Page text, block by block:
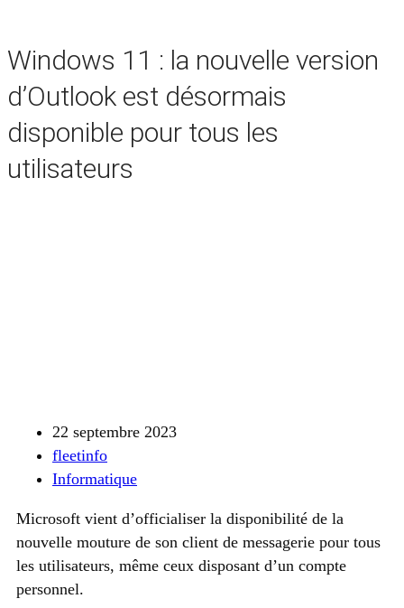
Windows 11 : la nouvelle version
d’Outlook est désormais
disponible pour tous les
utilisateurs
22 septembre 2023
fleetinfo
Informatique
Microsoft vient d’officialiser la disponibilité de la
nouvelle mouture de son client de messagerie pour tous
les utilisateurs, même ceux disposant d’un compte
personnel.